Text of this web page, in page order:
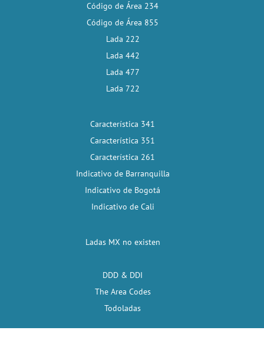
Código de Área 234
Código de Área 855
Lada 222
Lada 442
Lada 477
Lada 722
Característica 341
Característica 351
Característica 261
Indicativo de Barranquilla
Indicativo de Bogotá
Indicativo de Cali
Ladas MX no existen
DDD & DDI
The Area Codes
Todoladas